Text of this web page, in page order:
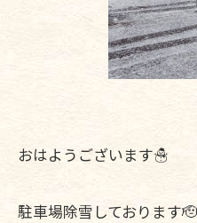
おはようございます☃
駐車場除雪しております🫡